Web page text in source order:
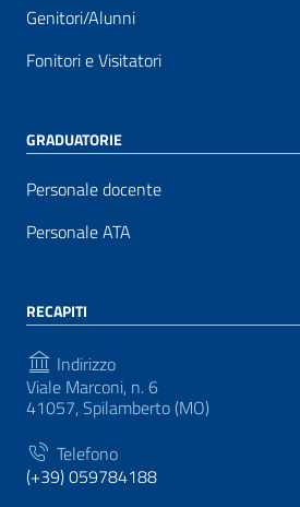
Genitori/Alunni
Fonitori e Visitatori
GRADUATORIE
Personale docente
Personale ATA
RECAPITI
Indirizzo
Viale Marconi, n. 6
41057, Spilamberto (MO)
Telefono
(+39) 059784188